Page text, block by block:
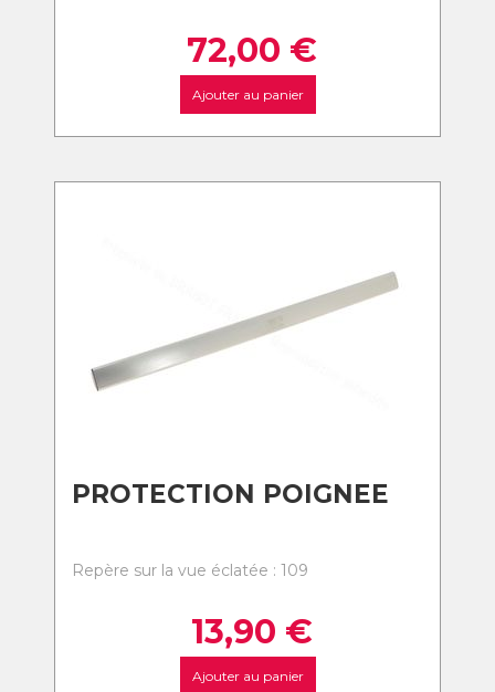
72,00 €
Ajouter au panier
PROTECTION POIGNEE
Repère sur la vue éclatée : 109
13,90 €
Ajouter au panier